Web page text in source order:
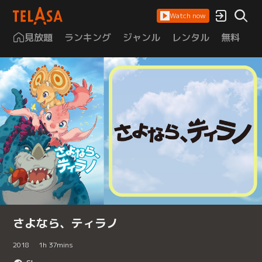
Watch now
見放題 ランキング ジャンル レンタル 無料
さよなら、ティラノ
2018 1h 37mins